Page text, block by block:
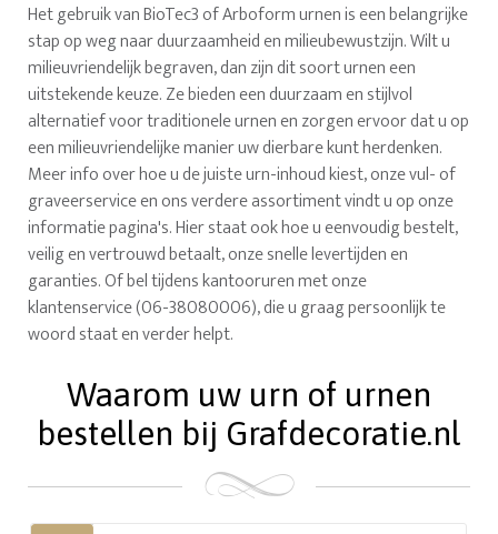
Het gebruik van BioTec3 of Arboform urnen is een belangrijke
stap op weg naar duurzaamheid en milieubewustzijn. Wilt u
milieuvriendelijk begraven, dan zijn dit soort urnen een
uitstekende keuze. Ze bieden een duurzaam en stijlvol
alternatief voor traditionele urnen en zorgen ervoor dat u op
een milieuvriendelijke manier uw dierbare kunt herdenken.
Meer info over hoe u de juiste urn-inhoud kiest, onze vul- of
graveerservice en ons verdere assortiment vindt u op onze
informatie pagina's. Hier staat ook hoe u eenvoudig bestelt,
veilig en vertrouwd betaalt, onze snelle levertijden en
garanties. Of bel tijdens kantooruren met onze
klantenservice (06-38080006), die u graag persoonlijk te
woord staat en verder helpt.
Waarom uw urn of urnen
bestellen bij Grafdecoratie.nl